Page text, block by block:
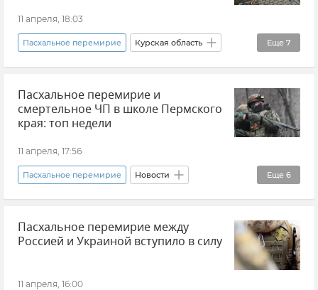
Новости СВО Новости
11 апреля, 18:03
Еще 7
Пасхальное перемирие Курская область
Обстрелы ВСУ Обстрелы Курской области
Происшествия Беспилотник (БПЛА, дрон)
Льгов Атаки ВСУ Новости СВО
Пасхальное перемирие и
смертельное ЧП в школе Пермского
края: топ недели
11 апреля, 17:56
Еще 6
Пасхальное перемирие Новости
Топ новостей недели Атаки ВСУ Крым
Пермский край Происшествия
Пасхальное перемирие между
Россией и Украиной вступило в силу
11 апреля, 16:00